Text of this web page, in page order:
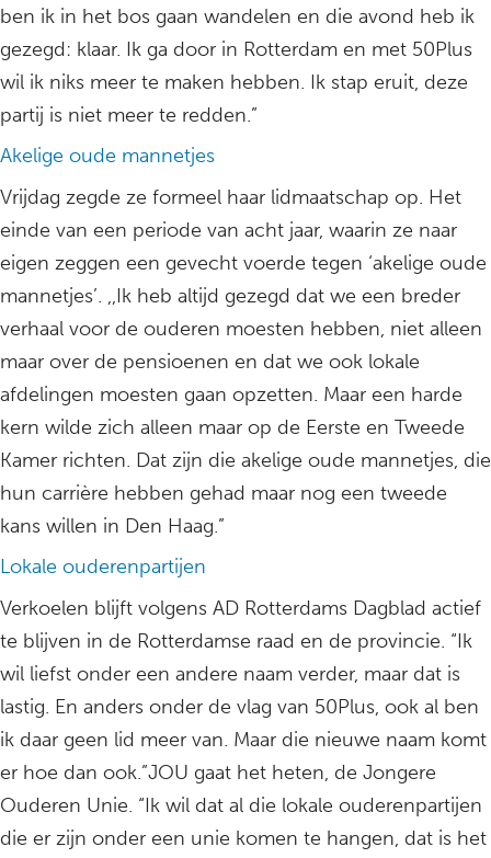
ben ik in het bos gaan wandelen en die avond heb ik
gezegd: klaar. Ik ga door in Rotterdam en met 50Plus
wil ik niks meer te maken hebben. Ik stap eruit, deze
partij is niet meer te redden.”
Akelige oude mannetjes
Vrijdag zegde ze formeel haar lidmaatschap op. Het
einde van een periode van acht jaar, waarin ze naar
eigen zeggen een gevecht voerde tegen ‘akelige oude
mannetjes’. ,,Ik heb altijd gezegd dat we een breder
verhaal voor de ouderen moesten hebben, niet alleen
maar over de pensioenen en dat we ook lokale
afdelingen moesten gaan opzetten. Maar een harde
kern wilde zich alleen maar op de Eerste en Tweede
Kamer richten. Dat zijn die akelige oude mannetjes, die
hun carrière hebben gehad maar nog een tweede
kans willen in Den Haag.”
Lokale ouderenpartijen
Verkoelen blijft volgens AD Rotterdams Dagblad actief
te blijven in de Rotterdamse raad en de provincie. “Ik
wil liefst onder een andere naam verder, maar dat is
lastig. En anders onder de vlag van 50Plus, ook al ben
ik daar geen lid meer van. Maar die nieuwe naam komt
er hoe dan ook.”JOU gaat het heten, de Jongere
Ouderen Unie. “Ik wil dat al die lokale ouderenpartijen
die er zijn onder een unie komen te hangen, dat is het